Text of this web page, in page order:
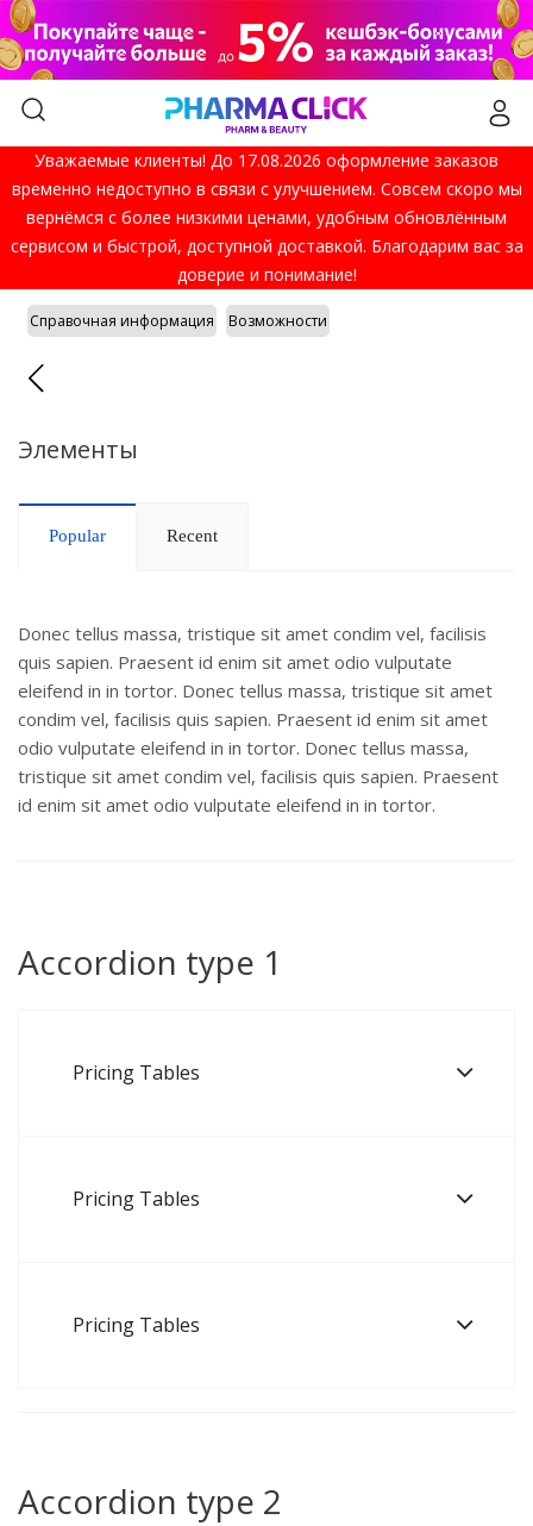
Уважаемые клиенты! До 17.08.2026 оформление заказов
временно недоступно в связи с улучшением. Совсем скоро мы
вернёмся с более низкими ценами, удобным обновлённым
сервисом и быстрой, доступной доставкой. Благодарим вас за
доверие и понимание!
Справочная информация Возможности
Элементы
Popular Recent
Donec tellus massa, tristique sit amet condim vel, facilisis
quis sapien. Praesent id enim sit amet odio vulputate
eleifend in in tortor. Donec tellus massa, tristique sit amet
condim vel, facilisis quis sapien. Praesent id enim sit amet
odio vulputate eleifend in in tortor. Donec tellus massa,
tristique sit amet condim vel, facilisis quis sapien. Praesent
id enim sit amet odio vulputate eleifend in in tortor.
Accordion type 1
Pricing Tables
Pricing Tables
Pricing Tables
Accordion type 2